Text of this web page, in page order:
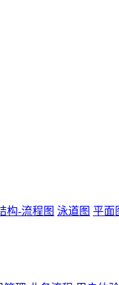
构-流程图 泳道图 平面